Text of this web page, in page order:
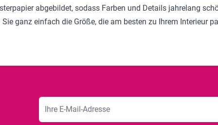
abgebildet, sodass Farben und Details jahrelang
Sie ganz einfach die Größe, die am besten zu Ihrem Interieur
E-Mailadresse